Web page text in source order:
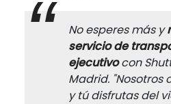
No esperes más y
servicio de
ejecutivocon
Madrid. "Nosotros
y tú disfrutas del